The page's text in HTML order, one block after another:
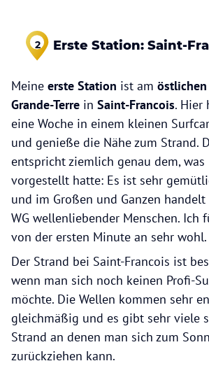
2 Erste Station: Saint-
Meine erste Station ist am
Grande-Terre in Saint-Francois. Hier
eine Woche in einem kleinen
und genieße die Nähe zum Strand.
entspricht ziemlich genau dem,
vorgestellt hatte: Es ist sehr
und im Großen und Ganzen
WG wellenliebender Menschen. Ich
von der ersten Minute an sehr wohl.
Der Strand bei Saint-Francois ist
wenn man sich noch keinen Profi-
möchte. Die Wellen kommen sehr
gleichmäßig und es gibt sehr viele
Strand an denen man sich zum
zurückziehen kann.